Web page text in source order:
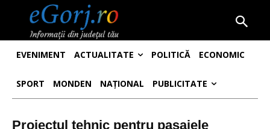
EVENIMENT ACTUALITATE POLITICĂ ECONOMIC
SPORT MONDEN NAȚIONAL PUBLICITATE
Proiectul tehnic pentru pasajele